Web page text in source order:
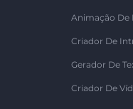
Animação De
Criador De
Gerador De
Criador De